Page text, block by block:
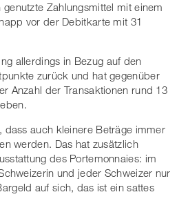
Zahlungsmittel mit einem
vor der Debitkarte mit 31
allerdings in Bezug auf den
zurück und hat gegenüber
Anzahl der Transaktionen rund 13
dass auch kleinere Beträge immer
werden. Das hat zusätzlich
des Portemonnaies: im
und jeder Schweizer nur
auf sich, das ist ein sattes